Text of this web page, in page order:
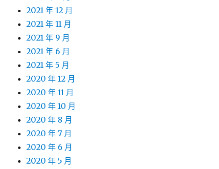
2021 年 12 月
2021 年 11 月
2021 年 9 月
2021 年 6 月
2021 年 5 月
2020 年 12 月
2020 年 11 月
2020 年 10 月
2020 年 8 月
2020 年 7 月
2020 年 6 月
2020 年 5 月